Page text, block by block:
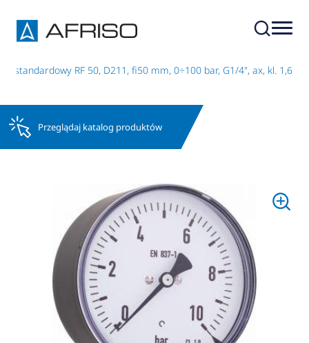
standardowy RF 50, D211, fi50 mm, 0÷100 bar, G1/4", ax, kl. 1,6
Przeglądaj katalog produktów